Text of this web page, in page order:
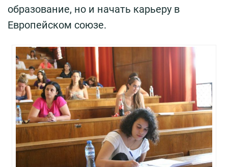
образование, но и начать карьеру в
Европейском союзе.